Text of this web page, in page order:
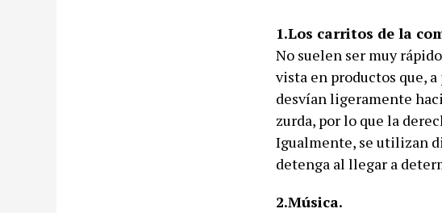
1.Los carritos de la
No suelen ser muy
vista en productos que,
desvían ligeramente
zurda, por lo que la
Igualmente, se utilizan
detenga al llegar a
2.Música.